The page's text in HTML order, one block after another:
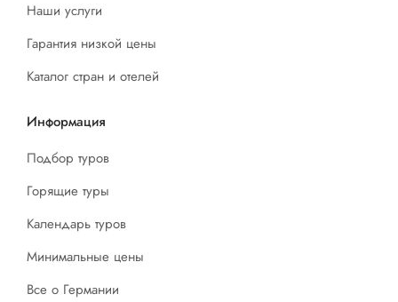
Наши услуги
Гарантия низкой цены
Каталог стран и отелей
Информация
Подбор туров
Горящие туры
Календарь туров
Минимальные цены
Все о Германии